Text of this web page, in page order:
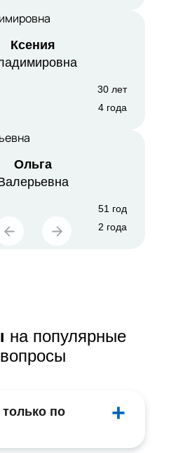
Ксения
30 лет
4 года
Ольга
51 год
2 года
на популярные
вопросы
только по